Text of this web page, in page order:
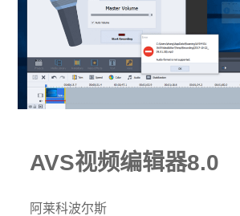
AVS视频编辑器8.0
阿莱科波尔斯